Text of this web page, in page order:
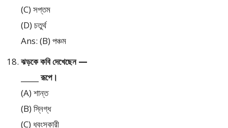
(C) সপ্তম
(D) চতুর্থ
Ans: (B) পঞ্চম
ঝড়কে কবি দেখেছেন —
_____ রূপে।
(A) শান্ত
(B) স্নিগ্ধ
(C) ধ্বংসকারী